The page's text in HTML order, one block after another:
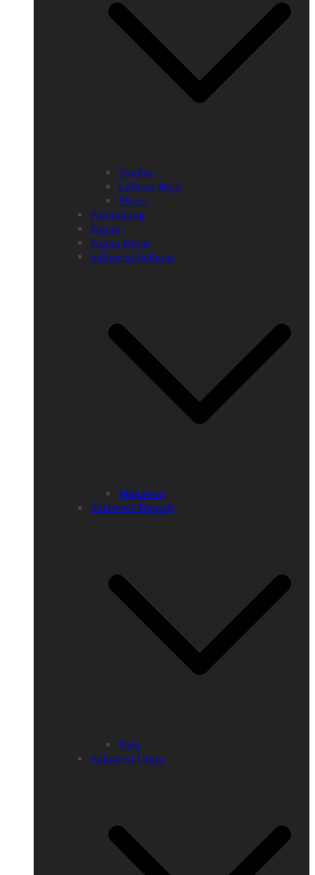
Sumba
Labuan Bajo
Flores
Palembang
Papua
Papua Barat
Sulawesi Selatan
Makassar
Sulawesi Tengah
Palu
Sulawesi Utara